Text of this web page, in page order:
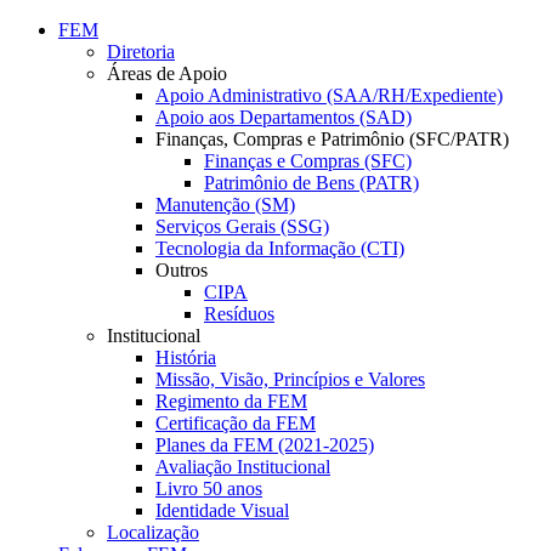
Conteúdo principal
FEM
Diretoria
Áreas de Apoio
Apoio Administrativo (SAA/RH/Expediente)
Apoio aos Departamentos (SAD)
Finanças, Compras e Patrimônio (SFC/PATR)
Finanças e Compras (SFC)
Patrimônio de Bens (PATR)
Manutenção (SM)
Serviços Gerais (SSG)
Tecnologia da Informação (CTI)
Outros
CIPA
Resíduos
Institucional
História
Missão, Visão, Princípios e Valores
Regimento da FEM
Certificação da FEM
Planes da FEM (2021-2025)
Avaliação Institucional
Livro 50 anos
Identidade Visual
Localização